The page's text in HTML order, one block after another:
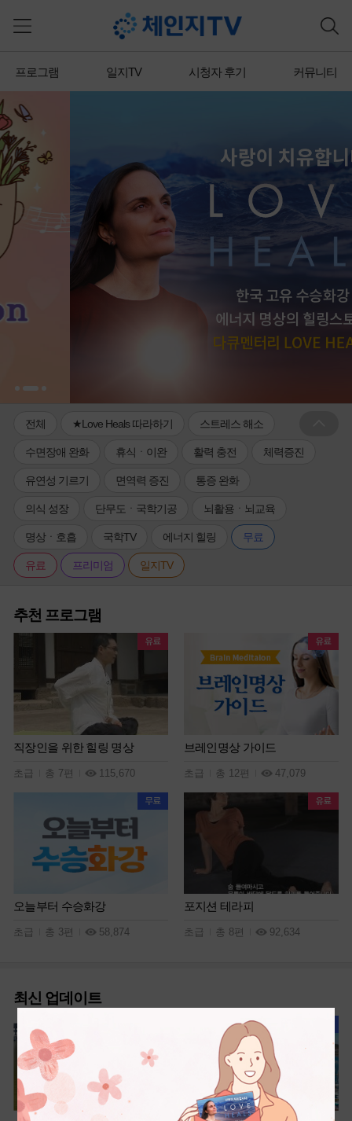
프로그램 일지TV 시청자 후기 커뮤니티
전체 ★Love Heals 따라하기 스트레스 해소
수면장애 완화 휴식ㆍ이완 활력 충전 체력증진
유연성 기르기 면역력 증진 통증 완화
의식 성장 단무도ㆍ국학기공 뇌활용ㆍ뇌교육
명상ㆍ호흡 국학TV 에너지 힐링 무료
유료 프리미엄 일지TV
추천 프로그램
직장인을 위한 힐링 명상
초급 총 7편 115,670
브레인명상 가이드
초급 총 12편 47,079
오늘부터 수승화강
초급 총 3편 58,874
포지션 테라피
초급 총 8편 92,634
최신 업데이트